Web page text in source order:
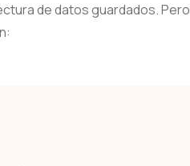
de datos guardados. Pero